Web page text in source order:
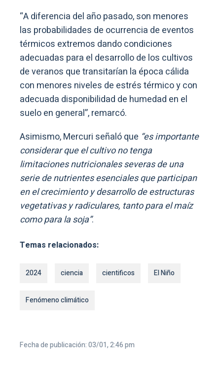
“A diferencia del año pasado, son menores
las probabilidades de ocurrencia de eventos
térmicos extremos dando condiciones
adecuadas para el desarrollo de los cultivos
de veranos que transitarían la época cálida
con menores niveles de estrés térmico y con
adecuada disponibilidad de humedad en el
suelo en general”, remarcó.
Asimismo, Mercuri señaló que “es importante
considerar que el cultivo no tenga
limitaciones nutricionales severas de una
serie de nutrientes esenciales que participan
en el crecimiento y desarrollo de estructuras
vegetativas y radiculares, tanto para el maíz
como para la soja”.
Temas relacionados:
2024 ciencia cientificos El Niño
Fenómeno climático
Fecha de publicación: 03/01, 2:46 pm